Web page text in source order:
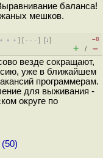
баланса!
мешков.
﹢﹢﹢] [ · · ·][↓]
–8
+ / –
везде сокращают,
уже в ближайшем
программерам.
для выживания -
округе по